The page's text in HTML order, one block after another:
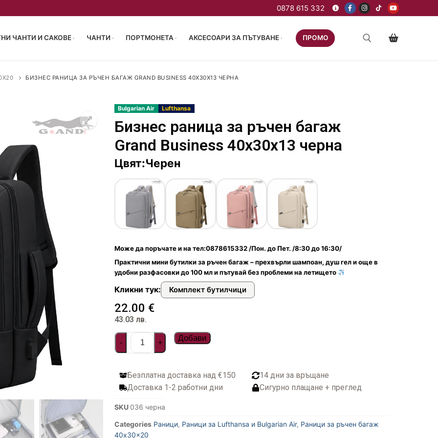
ЧАНТИ И САКОВЕ ЧАНТИ ПОРТМОНЕТА АКСЕСОАРИ ЗА ПЪТУВАНЕ ПРОМО
40/23 см
63-68см
77см
багаж 40x30x20
пътуване
багаж 40x30x20
сакове
кожа
и водоустойчиви
и документи
пътуване
на куфари
пътнически бутилки
куфари
БИЗНЕС РАНИЦА ЗА РЪЧЕН БАГАЖ GRAND BUSINESS 40X30X13 ЧЕРНА
Bulgarian Air Lufthansa
Бизнес раница за ръчен багаж
Grand Business 40x30x13 черна
Цвят:Черен
Може да поръчате и на тел:0878615332 /Пон. до Пет. /8:30 до 16:30/
Практични мини бутилки за ръчен багаж – прехвърли шампоан, душ гел и още в
удобни разфасовки до 100 мл и пътувай без проблеми на летището
Кликни тук: Комплект бутилчици
22.00 €
43.03 лв.
- + Добави
Безплатна доставка над €150
14 дни за връщане
Доставка 1-2 работни дни
Сигурно плащане + преглед
SKU 036 черна
Categories Раници, Раници за Lufthansa и Bulgarian Air, Раници за ръчен багаж
40x30x20